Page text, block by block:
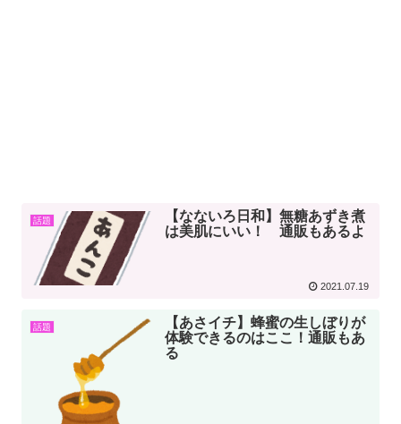
話題
【なないろ日和】無糖あずき煮
は美肌にいい！ 通販もあるよ
2021.07.19
話題
【あさイチ】蜂蜜の生しぼりが
体験できるのはここ！通販もあ
る